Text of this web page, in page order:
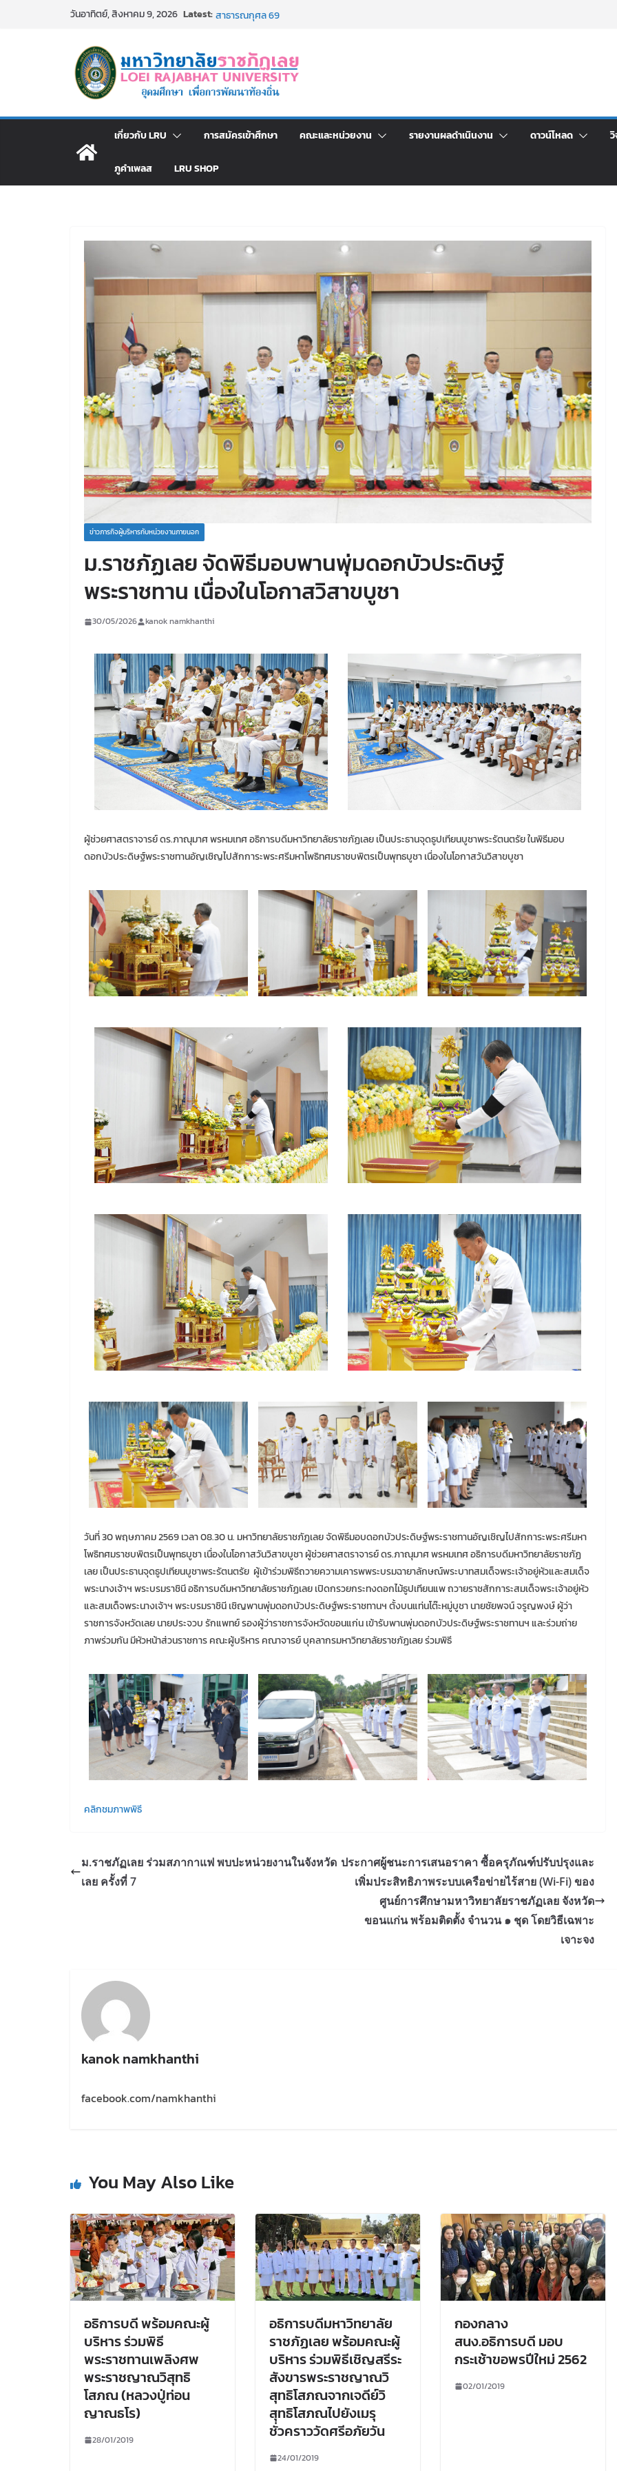
วันอาทิตย์, สิงหาคม 9, 2026 Latest:ม.ราชภัฏเลย จัดกิจกรรมจิตอาสาบำเพ็ญสาธารณประโยชน์ และบำเพ็ญ
มหาวิทยาลัยราชภัฏเลย ด้วยเงินนอกงบประมาณ ประเภทเงินรายได้
ม.ราชภัฏเลย จัดมหกรรมวิชาการ เปิดบ้าน LRU ครั้งที่ 4 เปิดให้นักเรียน
มัธยมปลายค้นหาสาขาวิชาในฝัน สู่อนาคตที่ใช่
อธิการบดี มรภ.เลย ร่วมประชุมชี้แจงกับคณะอนุกรรมาธิการ ประจำ
ประกาศผู้ชนะการเสนอราคา จ้างทำปกปริญญาบัตร จำนวน ๑,๙๗๒ ชุด
โดยวิธีเฉพาะเจาะจง
เกี่ยวกับ LRU การสมัครเข้าศึกษา คณะและหน่วยงาน รายงานผลดำเนินงาน ดาวน์โหลด
ภูคำเพลส LRU SHOP
ข่าวภารกิจผู้บริหารกับหน่วยงานภายนอก
ม.ราชภัฏเลย จัดพิธีมอบพานพุ่มดอกบัวประดิษฐ์
พระราชทาน เนื่องในโอกาสวิสาขบูชา
30/05/2026 kanok namkhanthi
ผู้ช่วยศาสตราจารย์ ดร.ภาณุมาศ พรหมเทศ อธิการบดีมหาวิทยาลัยราชภัฏเลย เป็นประธานจุดธูปเทียนบูชาพระรัตนตรัย ในพิธีมอบ
ดอกบัวประดิษฐ์พระราชทานอัญเชิญไปสักการะพระศรีมหาโพธิทศมราชบพิตรเป็นพุทธบูชา เนื่องในโอกาสวันวิสาขบูชา
วันที่ 30 พฤษภาคม 2569 เวลา 08.30 น. มหาวิทยาลัยราชภัฏเลย จัดพิธีมอบดอกบัวประดิษฐ์พระราชทานอัญเชิญไปสักการะพระศรีมหา
โพธิทศมราชบพิตรเป็นพุทธบูชา เนื่องในโอกาสวันวิสาขบูชา ผู้ช่วยศาสตราจารย์ ดร.ภาณุมาศ พรหมเทศ อธิการบดีมหาวิทยาลัยราชภัฏ
เลย เป็นประธานจุดธูปเทียนบูชาพระรัตนตรัย ผู้เข้าร่วมพิธีถวายความเคารพพระบรมฉายาลักษณ์พระบาทสมเด็จพระเจ้าอยู่หัวและสมเด็จ
พระนางเจ้าฯ พระบรมราชินี อธิการบดีมหาวิทยาลัยราชภัฏเลย เปิดกรวยกระทงดอกไม้ธูปเทียนแพ ถวายราชสักการะสมเด็จพระเจ้าอยู่หัว
และสมเด็จพระนางเจ้าฯ พระบรมราชินี เชิญพานพุ่มดอกบัวประดิษฐ์พระราชทานฯ ตั้งบนแท่นโต๊ะหมู่บูชา นายชัยพจน์ จรูญพงษ์ ผู้ว่า
ราชการจังหวัดเลย นายประจวบ รักแพทย์ รองผู้ว่าราชการจังหวัดขอนแก่น เข้ารับพานพุ่มดอกบัวประดิษฐ์พระราชทานฯ และร่วมถ่าย
ภาพร่วมกัน มีหัวหน้าส่วนราชการ คณะผู้บริหาร คณาจารย์ บุคลากรมหาวิทยาลัยราชภัฏเลย ร่วมพิธี
คลิกชมภาพพิธี
ม.ราชภัฏเลย ร่วมสภากาแฟ พบปะหน่วยงานในจังหวัด
เลย ครั้งที่ 7
ประกาศผู้ชนะการเสนอราคา ซื้อครุภัณฑ์ปรับปรุงและ
เพิ่มประสิทธิภาพระบบเครือข่ายไร้สาย (Wi-Fi) ของ
ศูนย์การศึกษามหาวิทยาลัยราชภัฏเลย จังหวัด
ขอนแก่น พร้อมติดตั้ง จำนวน ๑ ชุด โดยวิธีเฉพาะ
เจาะจง
kanok namkhanthi
facebook.com/namkhanthi
You May Also Like
อธิการบดี พร้อมคณะผู้
บริหาร ร่วมพิธี
พระราชทานเพลิงศพ
พระราชญาณวิสุทธิ
โสภณ (หลวงปู่ท่อน
ญาณธโร)
28/01/2019
อธิการบดีมหาวิทยาลัย
ราชภัฏเลย พร้อมคณะผู้
บริหาร ร่วมพิธีเชิญสรีระ
สังขารพระราชญาณวิ
สุทธิโสภณจากเจดีย์วิ
สุทธิโสภณไปยังเมรุ
ชั่วคราววัดศรีอภัยวัน
24/01/2019
กองกลาง
สนง.อธิการบดี มอบ
กระเช้าขอพรปีใหม่ 2562
02/01/2019